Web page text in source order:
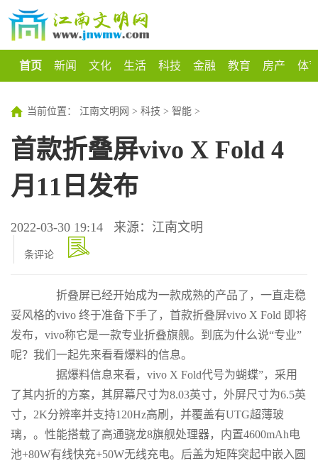
首页 新闻 文化 生活 科技 金融 教育 房产 体
当前位置： 江南文明网 > 科技 > 智能 >
首款折叠屏vivo X Fold 4
月11日发布
2022-03-30 19:14 来源：江南文明
条评论
折叠屏已经开始成为一款成熟的产品了，一直走稳
妥风格的vivo 终于准备下手了，首款折叠屏vivo X Fold 即将
发布，vivo称它是一款专业折叠旗舰。到底为什么说“专业”
呢？我们一起先来看看爆料的信息。
据爆料信息来看，vivo X Fold代号为蝴蝶”，采用
了其内折的方案，其屏幕尺寸为8.03英寸，外屏尺寸为6.5英
寸，2K分辨率并支持120Hz高刷，并覆盖有UTG超薄玻
璃，。性能搭载了高通骁龙8旗舰处理器，内置4600mAh电
池+80W有线快充+50W无线充电。后盖为矩阵突起中嵌入圆